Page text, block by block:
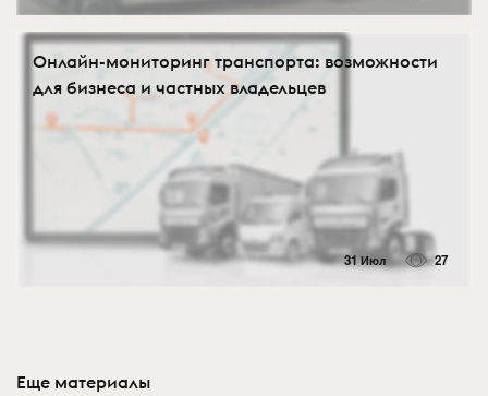
Онлайн-мониторинг транспорта: возможности
для бизнеса и частных владельцев
31 Июл 27
Еще материалы